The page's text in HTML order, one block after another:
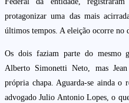
protagonizar uma das mais
últimos tempos. A eleição ocorre no
Os dois faziam parte do mesmo
Alberto Simonetti Neto, mas
própria chapa. Aguarda-se ainda o
advogado Julio Antonio Lopes, o